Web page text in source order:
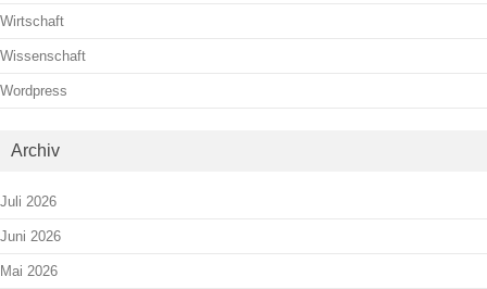
Wirtschaft
Wissenschaft
Wordpress
Archiv
Juli 2026
Juni 2026
Mai 2026